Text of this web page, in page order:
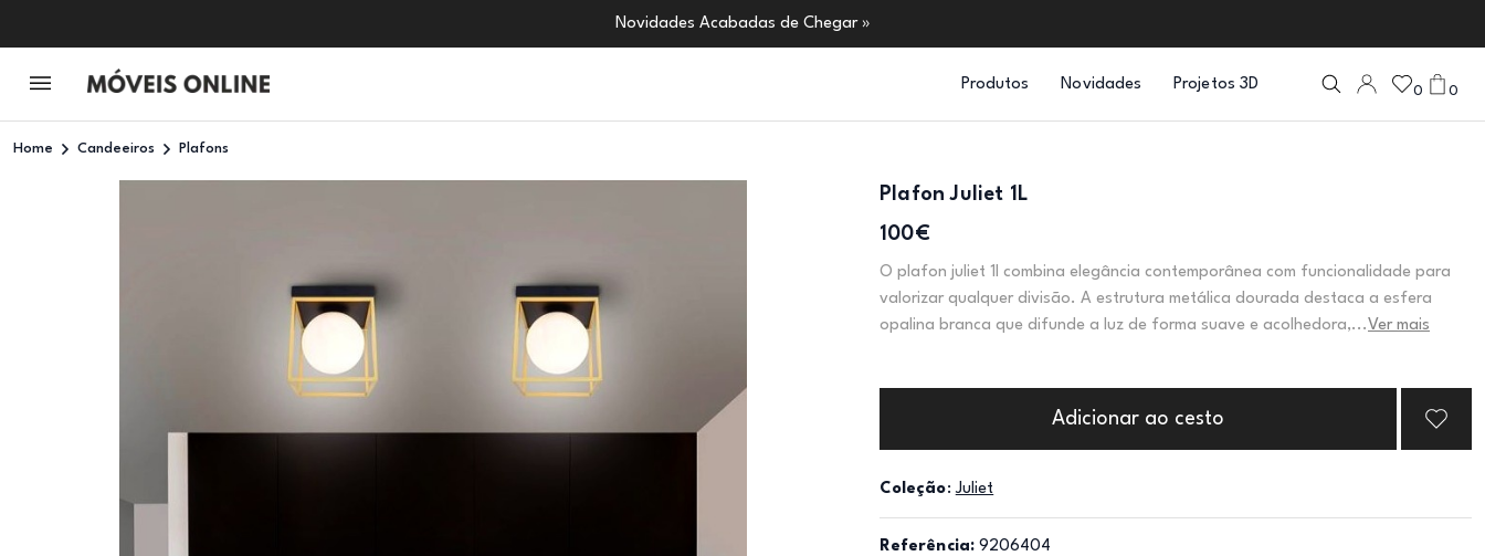
Novidades Acabadas de Chegar »
Produtos Novidades Projetos 3D 0 0
Home Candeeiros Plafons
Plafon Juliet 1L
100€
O plafon juliet 1l combina elegância contemporânea com funcionalidade para
valorizar qualquer divisão. A estrutura metálica dourada destaca a esfera
opalina branca que difunde a luz de forma suave e acolhedora,... Ver mais
Adicionar ao cesto
Coleção: Juliet
Referência: 9206404